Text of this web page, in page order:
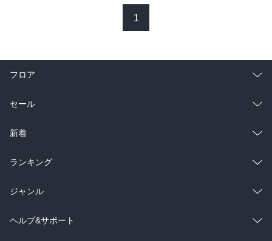
1
フロア
総合
ラノベ
雑誌・グラビア
BL・TL
セール
総合
ラノベ
雑誌・グラビア
BL・TL
新着
総合
ラノベ
雑誌・グラビア
ランキング
総合
ラノベ
ジャンル
コミック
ヘルプ&サポート